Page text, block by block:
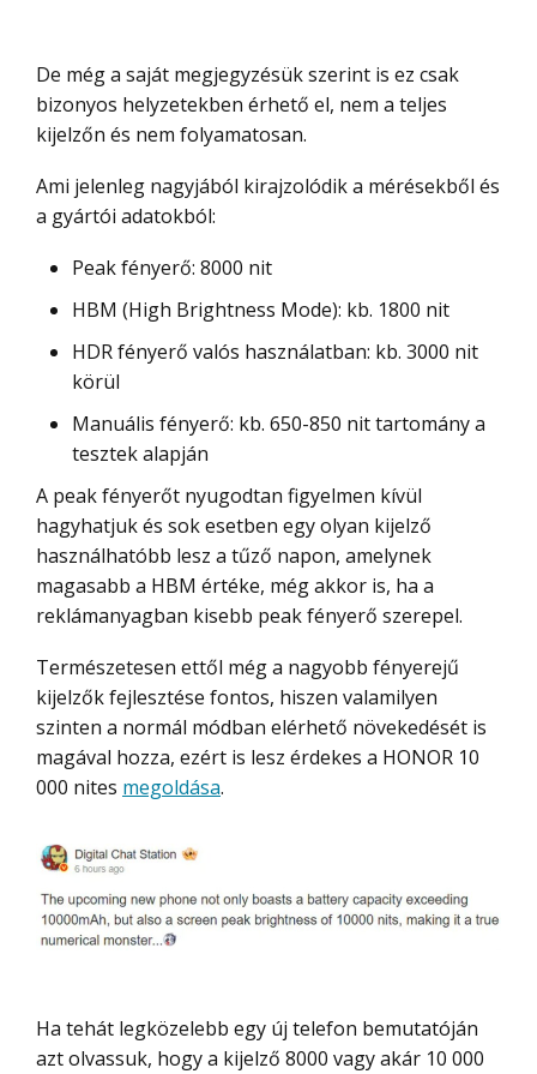
De még a saját megjegyzésük szerint is ez csak
bizonyos helyzetekben érhető el, nem a teljes
kijelzőn és nem folyamatosan.
Ami jelenleg nagyjából kirajzolódik a mérésekből és
a gyártói adatokból:
Peak fényerő: 8000 nit
HBM (High Brightness Mode): kb. 1800 nit
HDR fényerő valós használatban: kb. 3000 nit
körül
Manuális fényerő: kb. 650-850 nit tartomány a
tesztek alapján
A peak fényerőt nyugodtan figyelmen kívül
hagyhatjuk és sok esetben egy olyan kijelző
használhatóbb lesz a tűző napon, amelynek
magasabb a HBM értéke, még akkor is, ha a
reklámanyagban kisebb peak fényerő szerepel.
Természetesen ettől még a nagyobb fényerejű
kijelzők fejlesztése fontos, hiszen valamilyen
szinten a normál módban elérhető növekedését is
magával hozza, ezért is lesz érdekes a HONOR 10
000 nites megoldása.
Ha tehát legközelebb egy új telefon bemutatóján
azt olvassuk, hogy a kijelző 8000 vagy akár 10 000